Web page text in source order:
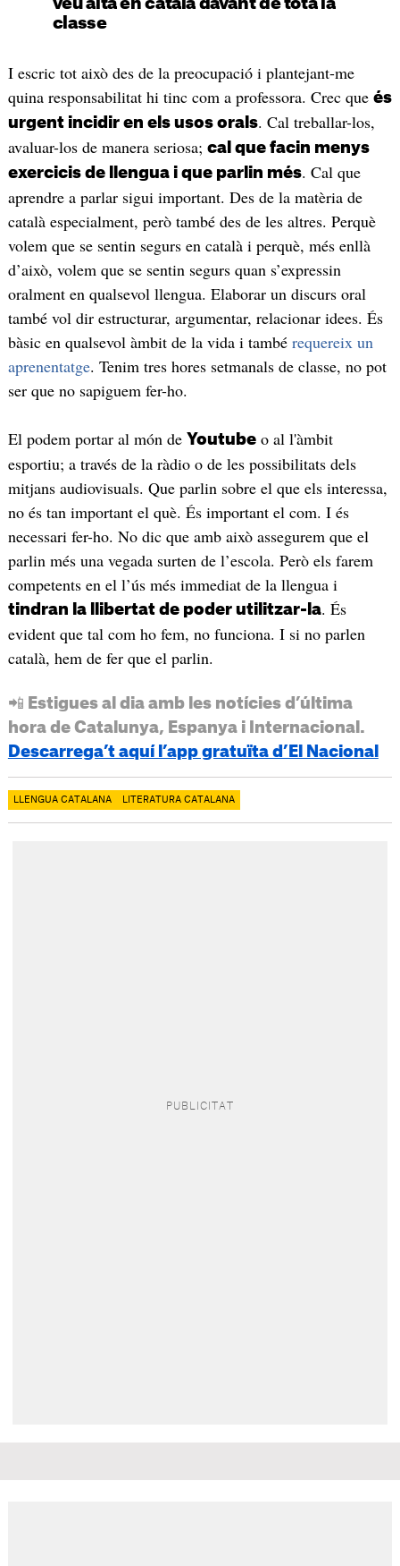
veu alta en català davant de tota la
classe
I escric tot això des de la preocupació i plantejant-me
quina responsabilitat hi tinc com a professora. Crec que és
urgent incidir en els usos orals. Cal treballar-los,
avaluar-los de manera seriosa; cal que facin menys
exercicis de llengua i que parlin més. Cal que
aprendre a parlar sigui important. Des de la matèria de
català especialment, però també des de les altres. Perquè
volem que se sentin segurs en català i perquè, més enllà
d’això, volem que se sentin segurs quan s’expressin
oralment en qualsevol llengua. Elaborar un discurs oral
també vol dir estructurar, argumentar, relacionar idees. És
bàsic en qualsevol àmbit de la vida i també requereix un
aprenentatge. Tenim tres hores setmanals de classe, no pot
ser que no sapiguem fer-ho.
El podem portar al món de Youtubeo al l'àmbit
esportiu; a través de la ràdio o de les possibilitats dels
mitjans audiovisuals. Que parlin sobre el que els interessa,
no és tan important el què. És important el com. I és
necessari fer-ho. No dic que amb això assegurem que el
parlin més una vegada surten de l’escola. Però els farem
competents en el l’ús més immediat de la llengua i
tindran la llibertat de poder utilitzar-la. És
evident que tal com ho fem, no funciona. I si no parlen
català, hem de fer que el parlin.
📲 Estigues al dia amb les notícies d’última
hora de Catalunya, Espanya i Internacional.
Descarrega’t aquí l’app gratuïta d’El Nacional
LLENGUA CATALANA LITERATURA CATALANA